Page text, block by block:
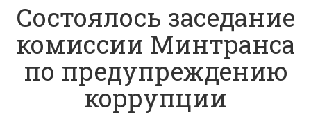
Состоялось заседание
комиссии Минтранса
по предупреждению
коррупции